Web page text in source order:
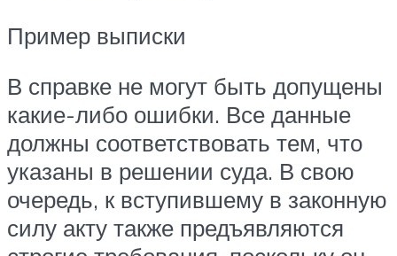
Пример выписки
В справке не могут быть допущены
какие-либо ошибки. Все данные
должны соответствовать тем, что
указаны в решении суда. В свою
очередь, к вступившему в законную
силу акту также предъявляются